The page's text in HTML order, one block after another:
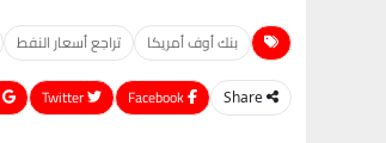
بنك أوف أمريكا تراجع أسعار النفط
Share